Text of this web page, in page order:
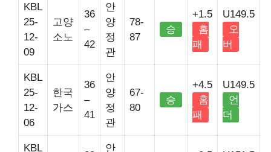
KBL
25-
12-
09
고양
소노
36
–
42
안
양
정
관
78-
87
승
+1.5
홈
패
U149.5
오
버
KBL
25-
12-
06
한국
가스
36
–
41
안
양
정
관
67-
80
승
+4.5
홈
패
U149.5
언
더
KBL 안